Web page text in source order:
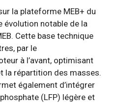
la plateforme MEB+ du
évolution notable de la
Cette base technique
par le
à l’avant, optimisant
la répartition des masses.
également d’intégrer
(LFP) légère et